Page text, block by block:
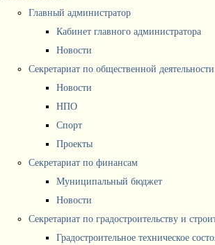
Главный администратор
Кабинет главного администратора
Новости
Секретариат по общественной
Новости
НПО
Спорт
Проекты
Секретариат по финансам
Муниципальный бюджет
Новости
Секретариат по градостроительству и
Градостроительное техническое